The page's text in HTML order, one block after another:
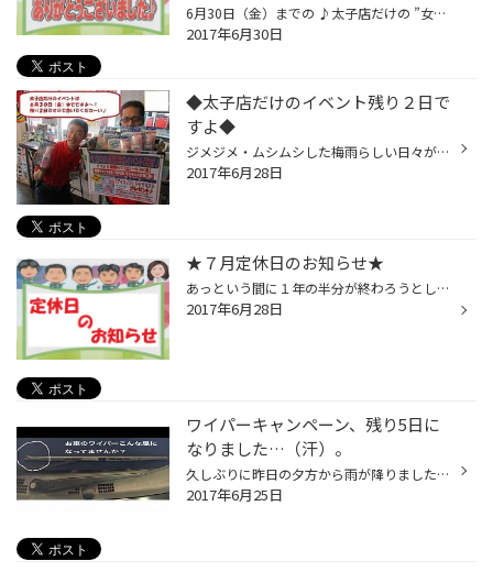
6月30日（金）までの ♪太子店だけの ”女性のお客様限定イベント” ♪は終了となります。 イベント期間中はたくさんのご来店ありがとうございました！！ またこれからも皆様に喜んで頂けるイベントを考えていきますので、 タイヤ館太子店をよろしくお願い致します。
2017年6月30日
◆太子店だけのイベント残り２日で
すよ◆
ジメジメ・ムシムシした梅雨らしい日々が続いていますね（＞＜） 皆さん、体調は大丈夫ですか？ 太子店は元気に ”大決算セール＆集中得市セール” を開催中ですよ！！ セールについては・・・http://www.shufoo.net/pntweb/shopDetail/216740/をご覧下さい。 Ｗセールと一緒に開催中の「太子店だけの...
2017年6月28日
★７月定休日のお知らせ★
あっという間に１年の半分が終わろうとしていますね（汗） ７月になれば本格的な ”夏” になりますので、みなさん体調管理には気をつけてくださいね！！ さて！７月になりますので、「定休日」のお知らせです。 ４日（火） １１日（火） １８日（火） ２５日（火） の毎週火曜日になります。 ご来店...
2017年6月28日
ワイパーキャンペーン、残り5日に
なりました…（汗）。
久しぶりに昨日の夕方から雨が降りましたね〜。 皆さん、お車のワイパー拭き取りは大丈夫ですか？ ワイパーのゴムがちぎれていたり、拭き取った後スジが残るなどの症状は出ていませんか？ 当店では今月のお買い得商品としてワイパーキャンペーンを実施しております。 ワイパー交換そろそろかな…とお...
2017年6月25日